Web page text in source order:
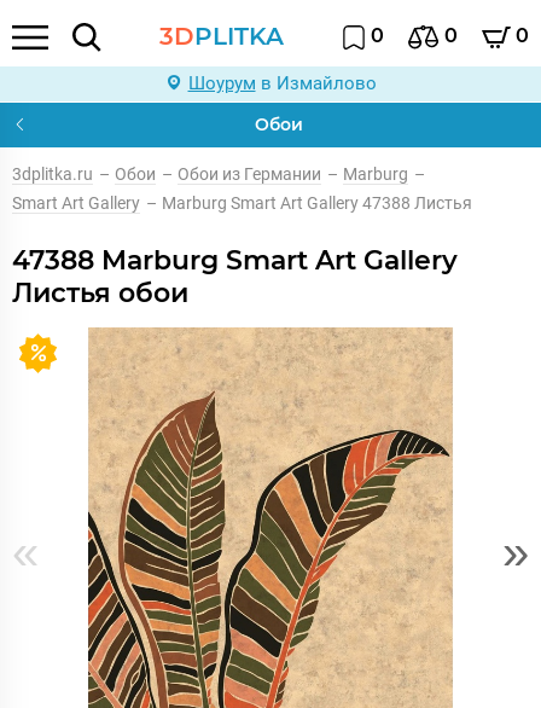
3DPLITKA 0 0 0
Шоурум в Измайлово
Обои
3dplitka.ru – Обои – Обои из Германии – Marburg –
Smart Art Gallery – Marburg Smart Art Gallery 47388 Листья
47388 Marburg Smart Art Gallery
Листья обои
« »